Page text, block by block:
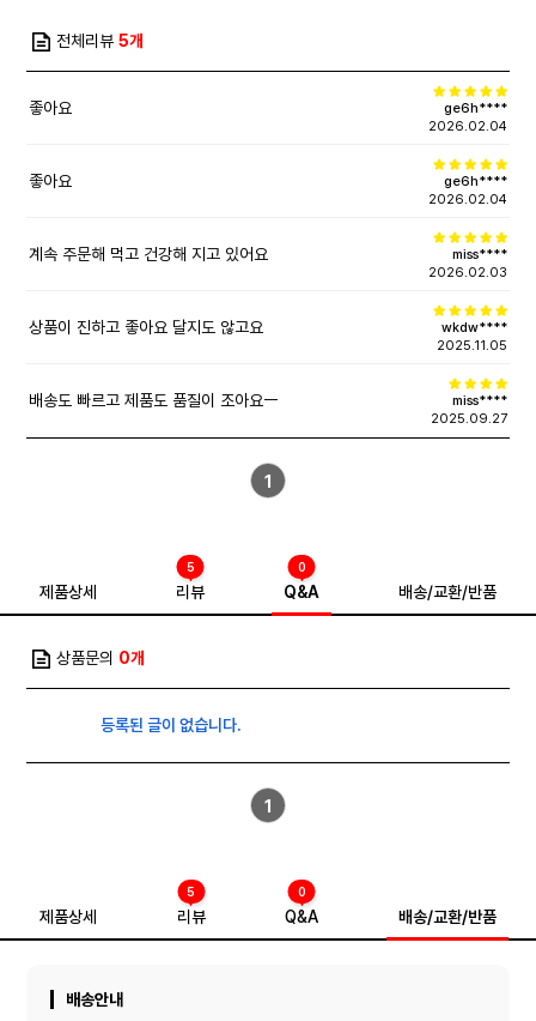
전체리뷰5개
좋아요
ge6h****
2026.02.04
좋아요
ge6h****
2026.02.04
계속 주문해 먹고 건강해 지고 있어요
miss****
2026.02.03
상품이 진하고 좋아요 달지도 않고요
wkdw****
2025.11.05
배송도 빠르고 제품도 품질이 조아요ㅡ
miss****
2025.09.27
1
제품상세 리뷰
5
Q&A
0
배송/교환/반품
상품문의 0개
등록된 글이 없습니다.
1
제품상세 리뷰
5
Q&A
0
배송/교환/반품
배송안내